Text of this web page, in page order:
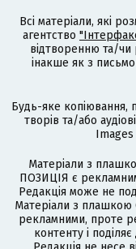
Всі матеріали, які
агентство
відтворенню та/
інакше як з
Будь-яке копіювання,
творів та/або
Images
Матеріали з
ПОЗИЦІЯ є
Редакція може не
Матеріали з
рекламними, проте
контенту і